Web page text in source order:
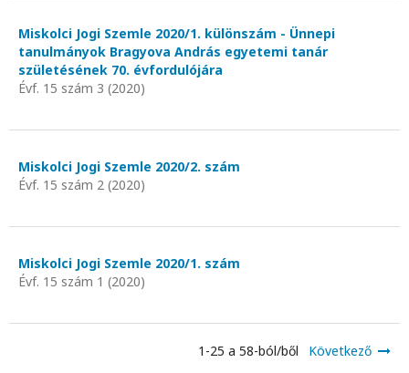
Miskolci Jogi Szemle 2020/1. különszám - Ünnepi
tanulmányok Bragyova András egyetemi tanár
születésének 70. évfordulójára
Évf. 15 szám 3 (2020)
Miskolci Jogi Szemle 2020/2. szám
Évf. 15 szám 2 (2020)
Miskolci Jogi Szemle 2020/1. szám
Évf. 15 szám 1 (2020)
1-25 a 58-ból/ből Következő